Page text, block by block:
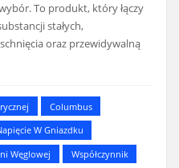
To produkt, który łączy
stałych,
oraz przewidywalną
Columbus
W Gniazdku
Węglowej
Współczynnik